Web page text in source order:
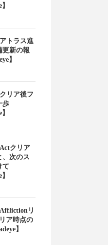
アトラス進
更新の報
】
クリア後フ
歩
Actクリア
、次のス
て
Afflictionリ
ア時点の
】